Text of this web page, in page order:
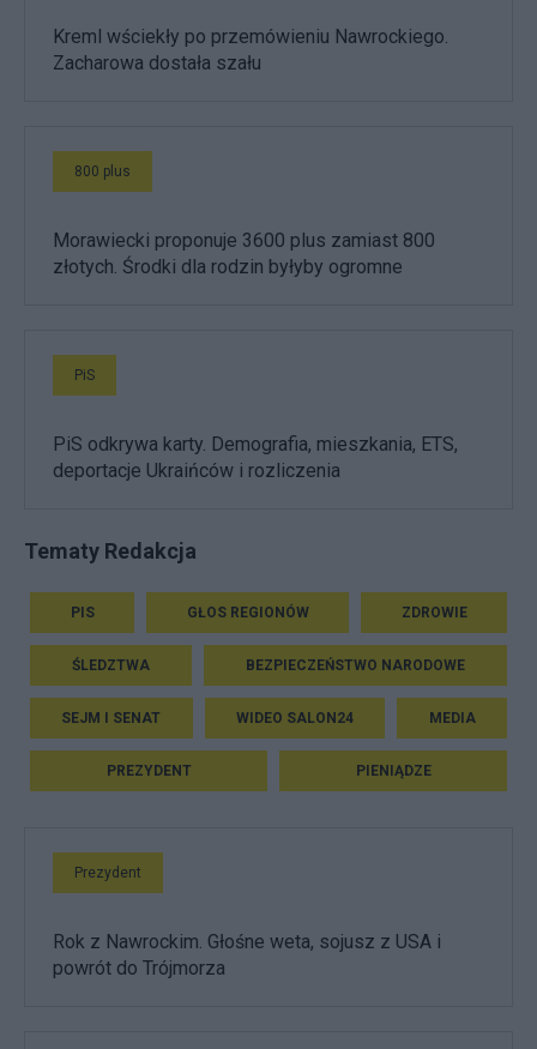
Kreml wściekły po przemówieniu Nawrockiego.
Zacharowa dostała szału
800 plus
Morawiecki proponuje 3600 plus zamiast 800
złotych. Środki dla rodzin byłyby ogromne
PiS
PiS odkrywa karty. Demografia, mieszkania, ETS,
deportacje Ukraińców i rozliczenia
Tematy Redakcja
PIS GŁOS REGIONÓW ZDROWIE
ŚLEDZTWA BEZPIECZEŃSTWO NARODOWE
SEJM I SENAT WIDEO SALON24 MEDIA
PREZYDENT PIENIĄDZE
Prezydent
Rok z Nawrockim. Głośne weta, sojusz z USA i
powrót do Trójmorza